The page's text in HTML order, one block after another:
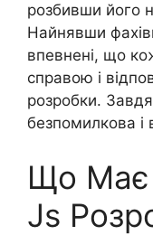
розбивши його
Найнявши
впевнені, що
справою і
розробки.
безпомилкова і
Що Має
Js